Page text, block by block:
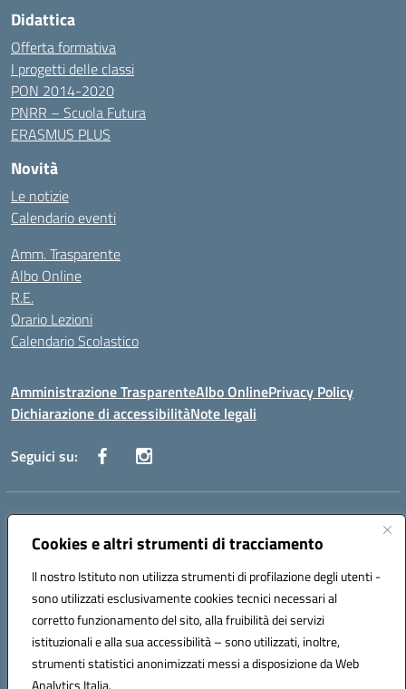
Cookies e altri strumenti di tracciamento
Il nostro Istituto non utilizza strumenti di profilazione degli utenti -
sono utilizzati esclusivamente cookies tecnici necessari al
corretto funzionamento del sito, alla fruibilità dei servizi
istituzionali e alla sua accessibilità – sono utilizzati, inoltre,
strumenti statistici anonimizzati messi a disposizione da Web
Analytics Italia.
Didattica
Offerta formativa
I progetti delle classi
PON 2014-2020
PNRR – Scuola Futura
ERASMUS PLUS
Novità
Le notizie
Calendario eventi
Amm. Trasparente
Albo Online
R.E.
Orario Lezioni
Calendario Scolastico
Amministrazione TrasparenteAlbo OnlinePrivacy Policy
Dichiarazione di accessibilitàNote legali
Seguici su:
Indirizzo:Via Vecchini n. 2, Ancona 60123 - Via M. Marini n. 33, Ancona
60129
Posta elettronica certificata (PEC):anis01200g@pec.istruzione.it
Codice fiscale: 93122280428
Codice meccanografico:ANIS01200G
Codice Indice delle Pubbliche Amministrazioni (IPA): istsc_ANIS01200G
Codice unico di fatturazione (CUF): UF434M